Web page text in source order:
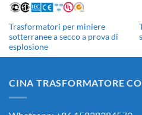
Trasformatori per miniere
sotterranee a secco a prova di
esplosione
CINA TRASFORMATORE